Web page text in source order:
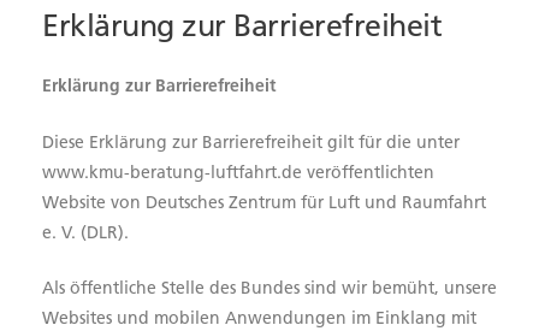
Er­klä­rung zur Bar­rie­re­frei­heit
Erklärung zur Barrierefreiheit
Diese Erklärung zur Barrierefreiheit gilt für die unter
www.kmu-beratung-luftfahrt.de veröffentlichten
Website von Deutsches Zentrum für Luft und Raumfahrt
e. V. (DLR).
Als öffentliche Stelle des Bundes sind wir bemüht, unsere
Websites und mobilen Anwendungen im Einklang mit